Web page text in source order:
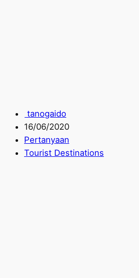
tanogaido
16/06/2020
Pertanyaan
Tourist Destinations